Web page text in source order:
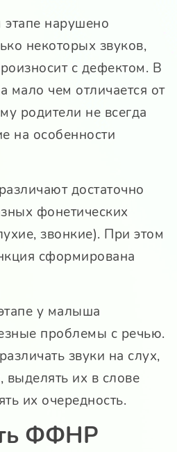
нарушено
некоторых звуков,
с дефектом. В
мало чем отличается от
родители не всегда
на особенности
достаточно
фонетических
звонкие). При этом
сформирована
у малыша
проблемы с речью.
звуки на слух,
выделять их в слове
их очередность.
ФФНР